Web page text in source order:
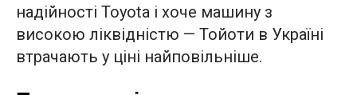
надійності Toyota і хоче машину з
високою ліквідністю — Тойоти в Україні
втрачають у ціні найповільніше.